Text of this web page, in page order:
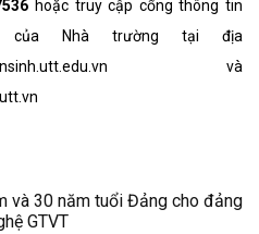
hoặc truy cập cổng thông tin
của Nhà trường tại địa
và
và 30 năm tuổi Đảng cho đảng
GTVT